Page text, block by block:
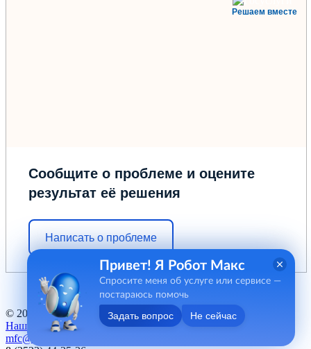
Решаем вместе
Сообщите о проблеме и оцените
результат её решения
Написать о проблеме
© 2012 - 2026 ГБУ "МФЦ" Курганской области
Наш баннер
mfc@kurganobl.ru
Привет! Я Робот Макс
Спросите меня об услуге или сервисе —
постараюсь помочь
Задать вопрос Не сейчас